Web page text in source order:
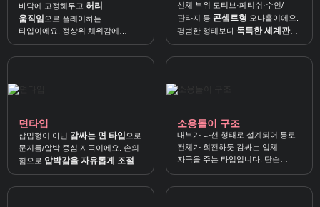
바닥에 고정해두고 허리
움직임 으로 플레이하는
타입이에요. 정상위 체위감에
가깝고,자연스러운 리듬으로
즐기기 좋습니다.
신체 부위 모티브·페티쉬·수인/
판타지 등 콘셉트형 오나홀이에요.
평범한 형태보다 독특한 세계관과
자극을 찾는 분께 추천합니다.
면타입
삽입형이 아닌 감싸는 면 타입 으로
문지름/압박 중심 자극이에요. 손의
힘으로 압박감을 자유롭게 조절
수 있어 간편하게 쓰기 좋습니다.
소용돌이 구조
내부가 나선 형태로 설계되어 통로
전체가 회전하듯 감싸는 입체
자극을 주는 타입입니다. 단순